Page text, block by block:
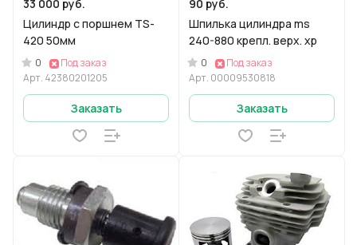
33 000 руб.
Цилиндр с поршнем TS-
420 50мм
0
Под заказ
Арт. 42380201205
Заказать
90 руб.
Шпилька цилиндра ms
240-880 крепл. верх. хр
0
Под заказ
Арт. 00009530818
Заказать